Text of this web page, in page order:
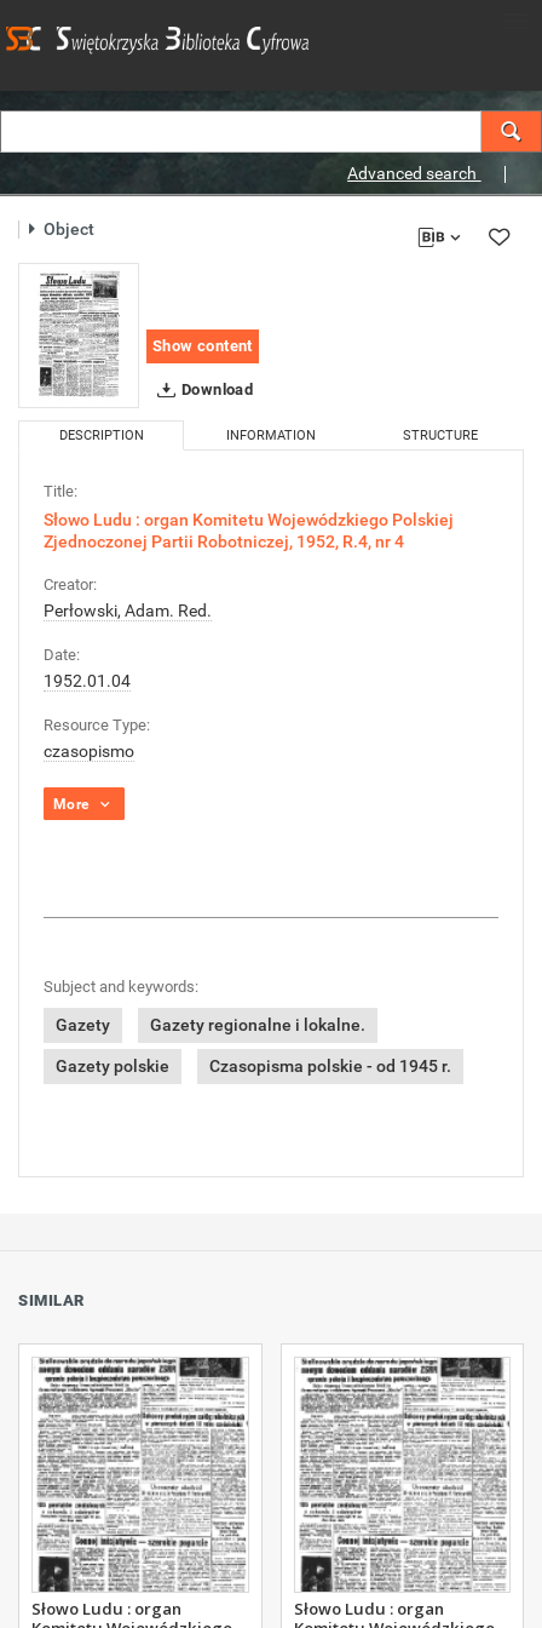
Advanced search
Object
Show content
Download
DESCRIPTION INFORMATION STRUCTURE
Title:
Słowo Ludu : organ Komitetu Wojewódzkiego Polskiej
Zjednoczonej Partii Robotniczej, 1952, R.4, nr 4
Creator:
Perłowski, Adam. Red.
Date:
1952.01.04
Resource Type:
czasopismo
More
Subject and keywords:
Gazety Gazety regionalne i lokalne.
Gazety polskie Czasopisma polskie - od 1945 r.
SIMILAR
Słowo Ludu : organ
Słowo Ludu : organ